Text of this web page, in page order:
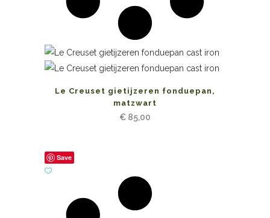
Le Creuset gietijzeren fonduepan,
matzwart
€ 85,00
Save